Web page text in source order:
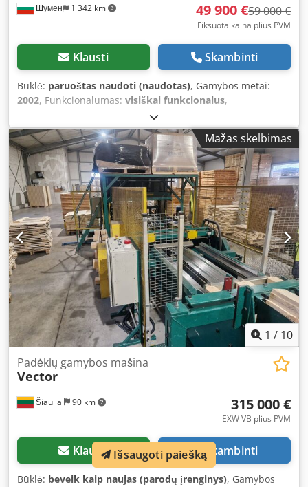
Шумен 1 342 km 49 900 €59 000 €
Fiksuota kaina plius PVM
Klausti Skambinti
Būklė: paruoštas naudoti (naudotas), Gamybos metai:
2002, Funkcionalumas: visiškai funkcionalus,
mašinos/transporto priemonės numeris:
MACHINERY, Siūlome šią tinkamą naudoti DELTA CHA 02 E
paletų gamybos mašiną, pagamintą 2002 metais.
Gamintojas: DELTA Dedpfx Aey H D Dyobxskr Modelis: CHA
02 E Pagaminimo metai: 2002 Būklė: tinkama naudoti /
veikianti ir sumontuota Tipas: Delta paletų gamybos
mašina / paletų presas Jeigu turite papildomų klausimų ar
reikia daugiau informacijos, prašome atsiųsti užklausą
arba paskambinti.
Mažas skelbimas
1 / 10
Šiauliai 90 km
Padėklų gamybos mašina
Vector
315 000 €
EXW VB plius PVM
Klausti Skambinti
Būklė: beveik kaip naujas (parodų įrenginys), Gamybos
Išsaugoti paiešką